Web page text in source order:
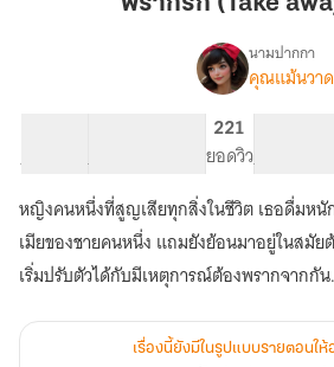
เรื่อง
love)
นามปากกา
คุณแม้นวาด
จำนวนคำ จำนวนหน้า (A5)
221
ยอดวิวระดับเนื้อหา
หญิงคนหนึ่งที่สูญเสียทุกสิ่งในชีวิต เธอดื่มหนั
เมียของชายคนหนึ่ง แถมยังย้อนมาอยู่ในสมั
เริ่มปรับตัวได้กับมีเหตุการณ์ต้องพรากจากกั
เรื่องนี้ยังมีในรูปแบบรายตอนให้